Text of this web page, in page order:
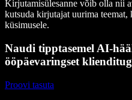
Kirjutamisülesanne võib olla nii
kutsuda kirjutajat uurima
küsimusele.
Naudi tipptasemel AI-
ööpäevaringset
Proovi tasuta